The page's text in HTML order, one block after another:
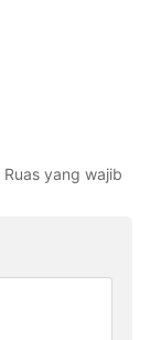
Ruas yang wajib